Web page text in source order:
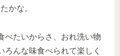
かな。
べたいからさ、おれ洗い物
ろんな味食べられて楽しく